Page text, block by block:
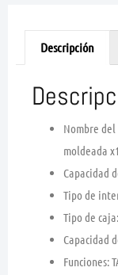
Descripción
Nombre
moldeada
Capacidad
Tipo de
Tipo de
Capacidad
Funciones: